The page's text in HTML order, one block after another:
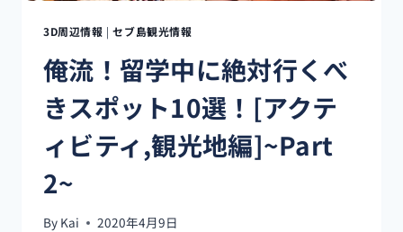
で
引
き
で
外
食
法
3D周辺情報 |セブ島観光情報
俺流！留学中に絶対行くべ
きスポット10選！[アクテ
ィビティ,観光地編]~Part
2~
By Kai 2020年4月9日